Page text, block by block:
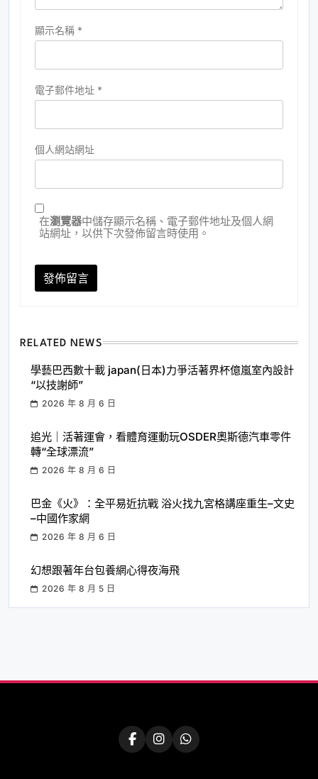
顯示名稱 *
電子郵件地址 *
個人網站網址
在瀏覽器中儲存顯示名稱、電子郵件地址及個人網
站網址，以供下次發佈留言時使用。
RELATED NEWS
學藝巴西數十載 japan(日本)力爭活著界杯億嵐室內設計
“以技謝師”
2026 年 8 月 6 日
追光｜活著運會，看體育運動玩OSDER奧斯德汽車零件
轉“全球漂流”
2026 年 8 月 6 日
巴金《火》：全平易近抗戰 浴火找九宮格講座重生–文史
–中國作家網
2026 年 8 月 6 日
幻想跟著年台包養網心得夜海飛
2026 年 8 月 5 日